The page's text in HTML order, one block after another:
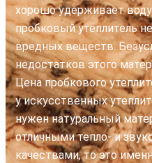
хорошо удерживает
пробковый утеплитель
вредных веществ.
недостатков этого
Цена пробкового
у искусственных
нужен натуральный
отличными тепло- и
качествами, то это